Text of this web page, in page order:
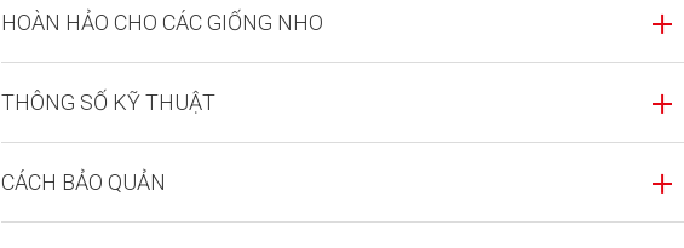
HOÀN HẢO CHO CÁC GIỐNG NHO
THÔNG SỐ KỸ THUẬT
CÁCH BẢO QUẢN